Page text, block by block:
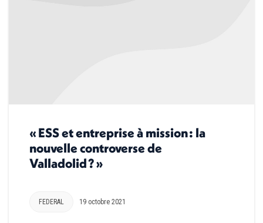
« ESS et entreprise à mission : la
nouvelle controverse de
Valladolid ? »
FEDERAL 19 octobre 2021